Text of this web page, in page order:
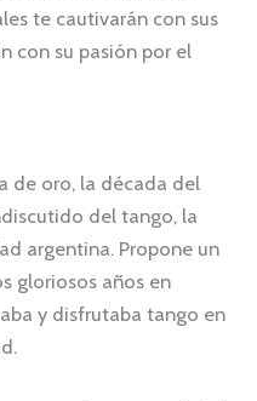
te cautivarán con sus
con su pasión por el
de oro, la década del
del tango, la
argentina. Propone un
gloriosos años en
y disfrutaba tango en